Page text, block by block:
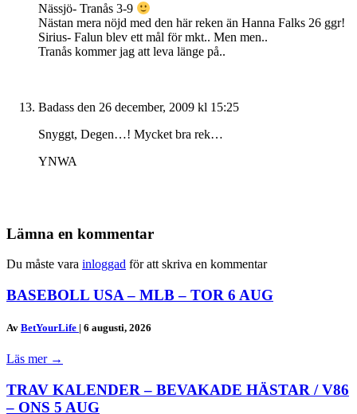
Nässjö- Tranås 3-9
Nästan mera nöjd med den här reken än Hanna Falks 26 ggr!
Sirius- Falun blev ett mål för mkt.. Men men..
Tranås kommer jag att leva länge på..
Badass den 26 december, 2009 kl 15:25
Snyggt, Degen…! Mycket bra rek…
YNWA
Lämna en kommentar
Du måste vara inloggad för att skriva en kommentar
BASEBOLL USA – MLB – TOR 6 AUG
Av BetYourLife | 6 augusti, 2026
Läs mer →
TRAV KALENDER – BEVAKADE HÄSTAR / V86
– ONS 5 AUG